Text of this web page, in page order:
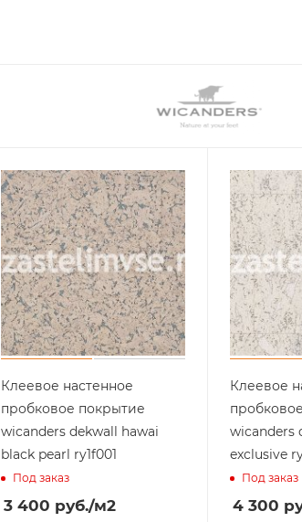
Клеевое настенное
пробковое покрытие
wicanders dekwall hawai
black pearl ry1f001
Под заказ
3 400 руб./м2
Клеевое
wicanders
exclusive
Под заказ
4 300